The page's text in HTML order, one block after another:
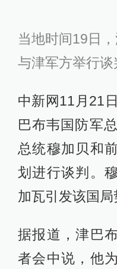
当地时间19日
与津军方举行谈
中新网11月21
巴布韦国防军
总统穆加贝和
划进行谈判。
加瓦引发该国局
据报道，津巴
者会中说，他